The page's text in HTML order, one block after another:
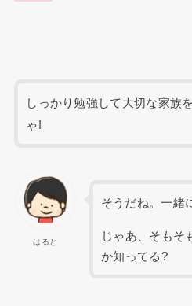
しっかり勉強して大切な家族
ゃ!
はると
そうだね。一緒
じゃあ、そもそ
か知ってる?